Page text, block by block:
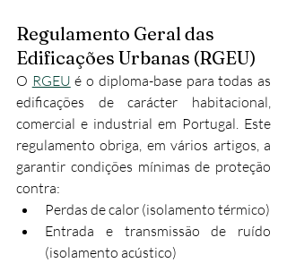
Regulamento Geral das
Edificações Urbanas (RGEU)
O RGEU é o diploma-base para todas as
edificações de carácter habitacional,
comercial e industrial em Portugal. Este
regulamento obriga, em vários artigos, a
garantir condições mínimas de proteção
contra:
Perdas de calor (isolamento térmico)
Entrada e transmissão de ruído
(isolamento acústico)